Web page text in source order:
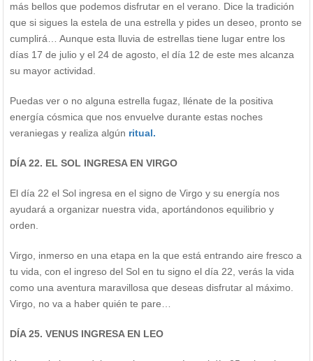
más bellos que podemos disfrutar en el verano. Dice la tradición
que si sigues la estela de una estrella y pides un deseo, pronto se
cumplirá… Aunque esta lluvia de estrellas tiene lugar entre los
días 17 de julio y el 24 de agosto, el día 12 de este mes alcanza
su mayor actividad.
Puedas ver o no alguna estrella fugaz, llénate de la positiva
energía cósmica que nos envuelve durante estas noches
veraniegas y realiza algún ritual.
DÍA 22. EL SOL INGRESA EN VIRGO
El día 22 el Sol ingresa en el signo de Virgo y su energía nos
ayudará a organizar nuestra vida, aportándonos equilibrio y
orden.
Virgo, inmerso en una etapa en la que está entrando aire fresco a
tu vida, con el ingreso del Sol en tu signo el día 22, verás la vida
como una aventura maravillosa que deseas disfrutar al máximo.
Virgo, no va a haber quién te pare…
DÍA 25. VENUS INGRESA EN LEO